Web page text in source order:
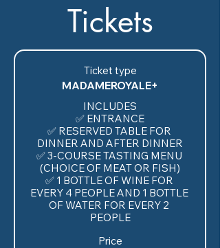
Tickets
Ticket type
MADAMEROYALE+
INCLUDES
✅ ENTRANCE
✅ RESERVED TABLE FOR
DINNER AND AFTER DINNER
✅ 3-COURSE TASTING MENU
(CHOICE OF MEAT OR FISH)
✅ 1 BOTTLE OF WINE FOR
EVERY 4 PEOPLE AND 1 BOTTLE
OF WATER FOR EVERY 2
PEOPLE
Price